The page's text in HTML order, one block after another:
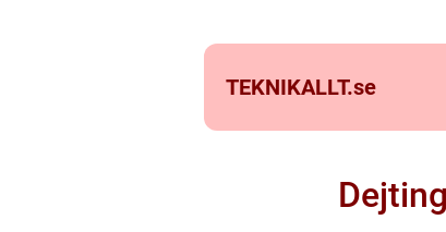
TEKNIKALLT.se